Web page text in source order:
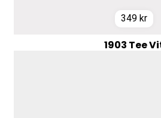
349 kr
1903 Tee